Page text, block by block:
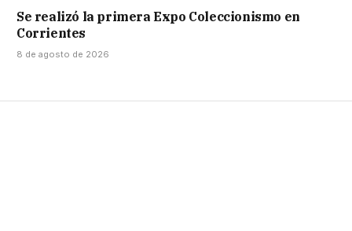
Se realizó la primera Expo Coleccionismo en
Corrientes
8 de agosto de 2026